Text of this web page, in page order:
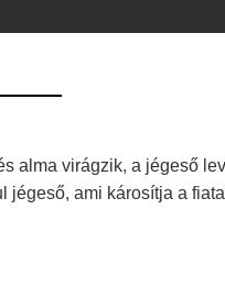
alma virágzik, a jégeső
jégeső, ami károsítja a